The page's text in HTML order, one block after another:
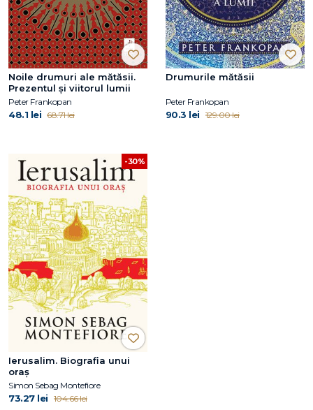
Noile drumuri ale mătăsii.
Prezentul și viitorul lumii
Peter Frankopan
48.1 lei 68.71 lei
Drumurile mătăsii
Peter Frankopan
90.3 lei 129.00 lei
-30%
Ierusalim. Biografia unui
oraș
Simon Sebag Montefiore
73.27 lei 104.66 lei